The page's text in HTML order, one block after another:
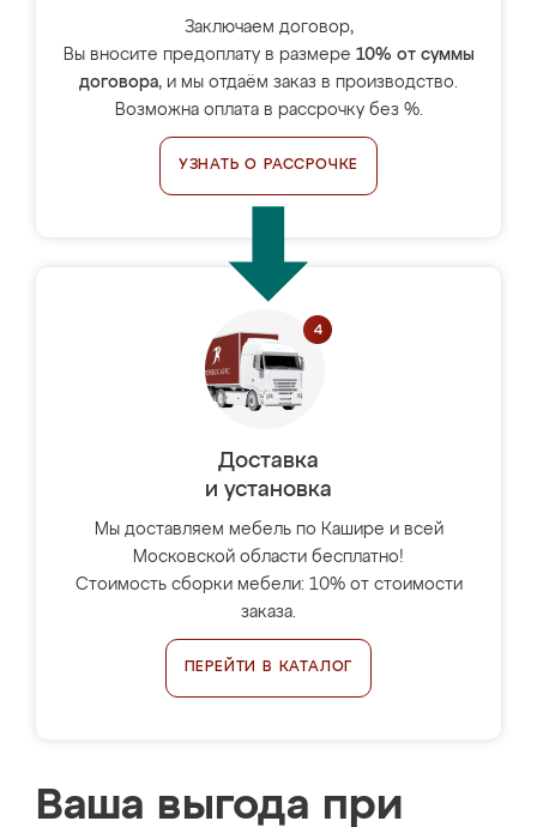
Заключаем договор,
Вы вносите предоплату в размере 10% от суммы
договора, и мы отдаём заказ в производство.
Возможна оплата в рассрочку без %.
УЗНАТЬ О РАССРОЧКЕ
Доставка
и установка
Мы доставляем мебель по Кашире и всей
Московской области бесплатно!
Стоимость сборки мебели: 10% от стоимости
заказа.
ПЕРЕЙТИ В КАТАЛОГ
Ваша выгода при